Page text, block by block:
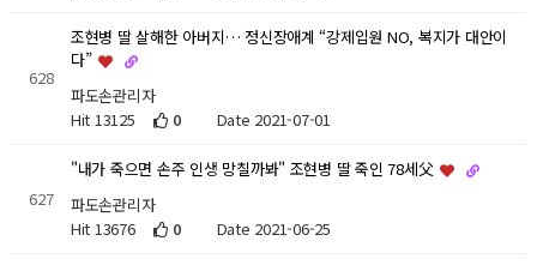
628
조현병 딸 살해한 아버지… 정신장애계 “강제입원 NO, 복지가 대안이
다”
파도손관리자
Hit 13125
0 Date 2021-07-01
627
"내가 죽으면 손주 인생 망칠까봐" 조현병 딸 죽인 78세父
파도손관리자
Hit 13676
0 Date 2021-06-25